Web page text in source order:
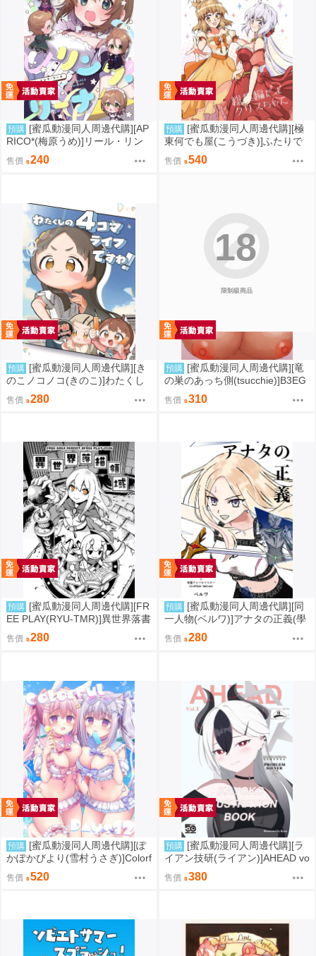
預購 [蜜瓜動漫同人周邊代購][AP
RICO*(梅原うめ)]リール・リン
ク・リーナ(偶像大師)(同人誌)
售價 240
預購 [蜜瓜動漫同人周邊代購][極
東何でも屋(こうづき)]ふたりで
歌おうクリスちゃんDX 総集編
だよクリスちゃん2(戰姬絕唱)(同
售價 540
預購 [蜜瓜動漫同人周邊代購][き
のこノコノコ(きのこ)]わたくし
の4コマライフですわ!【特典
付】(學園偶像大師)(同人誌)
售價 280
限制級商品
18
預購 [蜜瓜動漫同人周邊代購][竜
の巣のあっち側(tsucchie)]B3EG
(同人誌)
售價 310
預購 [蜜瓜動漫同人周邊代購][FR
EE PLAY(RYU-TMR)]異世界落書
領域(同人誌)
售價 280
預購 [蜜瓜動漫同人周邊代購][同
一人物(ベルワ)]アナタの正義(學
園偶像大師)(同人誌)
售價 280
預購 [蜜瓜動漫同人周邊代購][ぽ
かぽかびより(雪村うさぎ)]Colorf
ul Days12【特典付】(同人誌)
售價 520
預購 [蜜瓜動漫同人周邊代購][ラ
イアン技研(ライアン)]AHEAD vo
l.1(蔚藍檔案)(同人誌)
售價 380